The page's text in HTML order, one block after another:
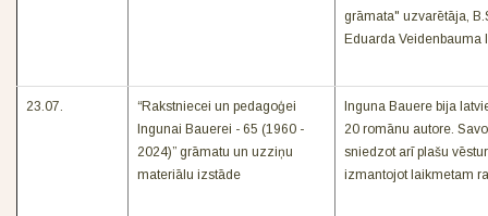
grāmata" uzvarētāja,
Eduarda Veidenbauma
23.07.
“Rakstniecei un pedagoģei
Ingunai Bauerei - 65 (1960 -
2024)” grāmatu un uzziņu
materiālu izstāde
Inguna Bauere bija
20 romānu autore.
sniedzot arī plašu
izmantojot laikmetam